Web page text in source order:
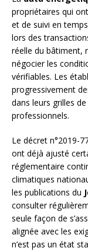
propriétaires qui
et de suivi en
lors des
réelle du bâtiment,
négocier les
vérifiables. Les
progressivement
dans leurs grilles
professionnels.
Le décret n°2019-
ont déjà ajusté
réglementaire
climatiques
les publications du
consulter
seule façon de
alignée avec les
n’est pas un état